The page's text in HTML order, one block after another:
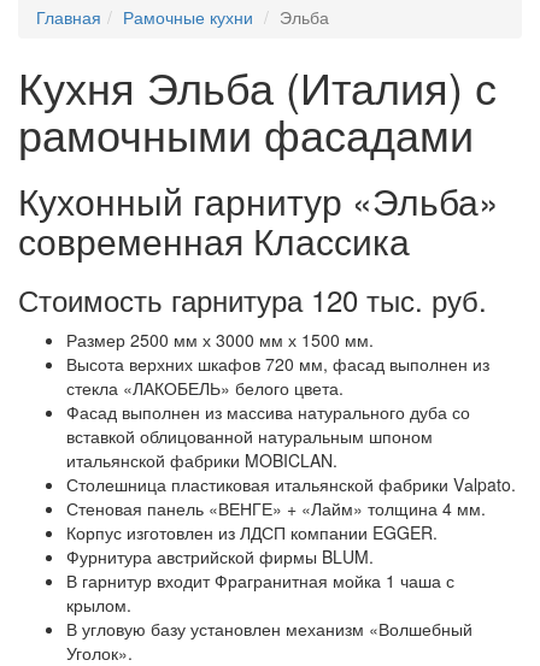
Главная
Рамочные кухни Эльба
Кухня Эльба (Италия) с
рамочными фасадами
Кухонный гарнитур «Эльба»
современная Классика
Стоимость гарнитура 120 тыс. руб.
Размер 2500 мм х 3000 мм х 1500 мм.
Высота верхних шкафов 720 мм, фасад выполнен из
стекла «ЛАКОБЕЛЬ» белого цвета.
Фасад выполнен из массива натурального дуба со
вставкой облицованной натуральным шпоном
итальянской фабрики MOBICLAN.
Столешница пластиковая итальянской фабрики Vаlpato.
Стеновая панель «ВЕНГЕ» + «Лайм» толщина 4 мм.
Корпус изготовлен из ЛДСП компании EGGER.
Фурнитура австрийской фирмы BLUM.
В гарнитур входит Фрагранитная мойка 1 чаша с
крылом.
В угловую базу установлен механизм «Волшебный
Уголок».